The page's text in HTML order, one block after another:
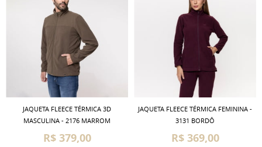
JAQUETA FLEECE TÉRMICA 3D
MASCULINA - 2176 MARROM
R$ 379,00
JAQUETA FLEECE TÉRMICA FEMININA -
3131 BORDÔ
R$ 369,00